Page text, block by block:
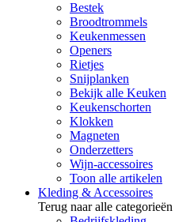
Bestek
Broodtrommels
Keukenmessen
Openers
Rietjes
Snijplanken
Bekijk alle Keuken
Keukenschorten
Klokken
Magneten
Onderzetters
Wijn-accessoires
Toon alle artikelen
Kleding & Accessoires
Terug naar alle categorieën